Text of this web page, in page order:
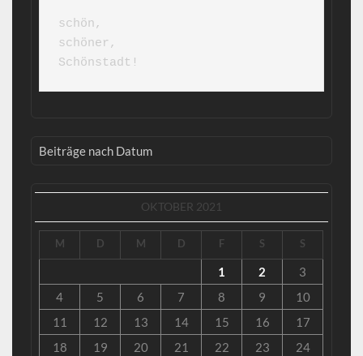
schön,
schöner,
Schönstadt!
Beiträge nach Datum
OKTOBER 2021
M D M D F S S
1 2
3
4
5 6 7 8 9
10
11
12 13 14 15 16
17
18
19 20 21 22 23
24